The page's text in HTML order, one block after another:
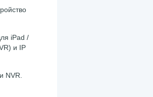
iPad /
и IP
NVR.